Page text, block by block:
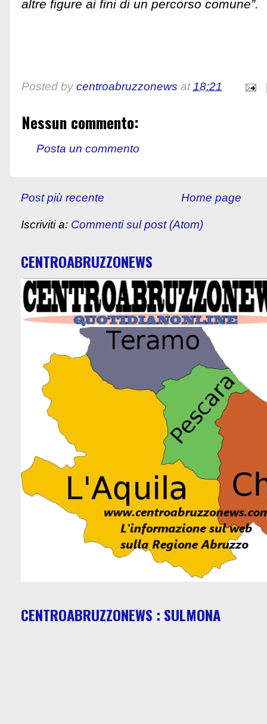
altre figure ai fini di un percorso comune”.
Posted by centroabruzzonews at18:21
Nessun commento:
Posta un commento
Post più recente Home page
Iscriviti a: Commenti sul post (Atom)
CENTROABRUZZONEWS
CENTROABRUZZONEWS : SULMONA